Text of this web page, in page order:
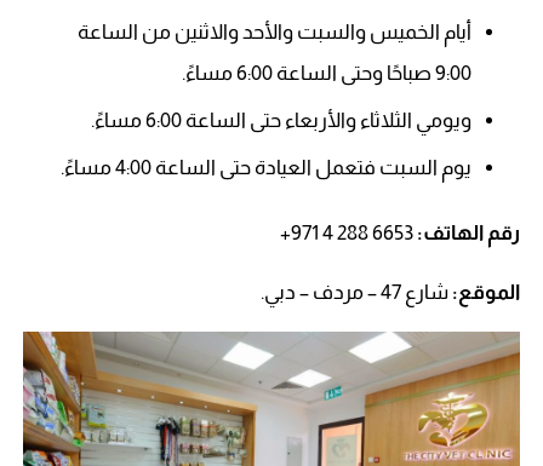
أيام الخميس والسبت والأحد والاثنين من الساعة
9:00 صباحًا وحتى الساعة 6:00 مساءً.
ويومي الثلاثاء والأربعاء حتى الساعة 6:00 مساءً.
يوم السبت فتعمل العيادة حتى الساعة 4:00 مساءً.
رقم الهاتف: ‏‪ +971 4 288 6653‬‏
الموقع: شارع 47 – مردف – دبي.